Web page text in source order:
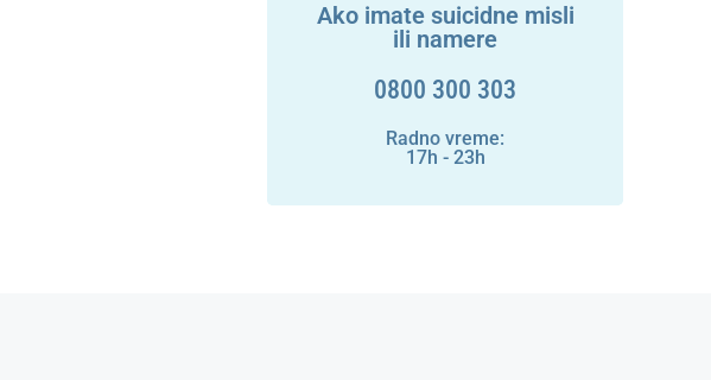
Ako imate suicidne misli
ili namere
0800 300 303
Radno vreme:
17h - 23h